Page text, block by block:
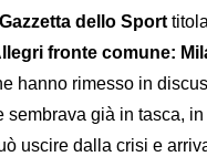
Gazzetta dello Sport
fronte comune:
hanno rimesso in
sembrava già in tasca,
uscire dalla crisi e